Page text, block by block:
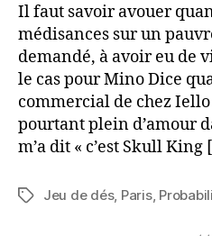
Il faut savoir avouer
médisances sur un
demandé, à avoir eu de
le cas pour Mino Dice
commercial de chez Iello
pourtant plein d’amour
m’a dit « c’est Skull King
Étiquettes
Jeu de dés, Paris,